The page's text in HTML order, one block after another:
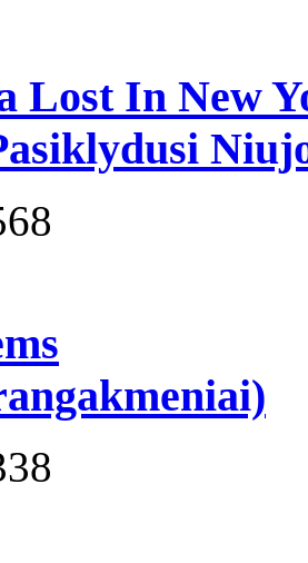
Lost In New